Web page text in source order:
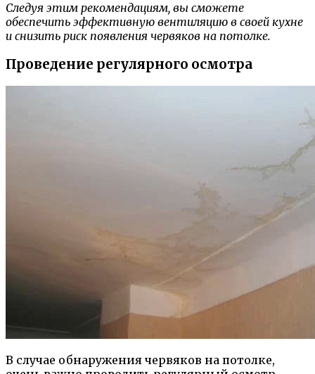
Следуя этим рекомендациям, вы сможете
обеспечить эффективную вентиляцию в своей кухне
и снизить риск появления червяков на потолке.
Проведение регулярного осмотра
В случае обнаружения червяков на потолке,